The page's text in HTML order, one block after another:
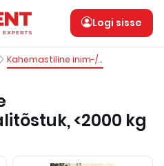
Logi sisse
Kahemastiline inim-/materjalitõstuk, <2000 kg
<2000 kg